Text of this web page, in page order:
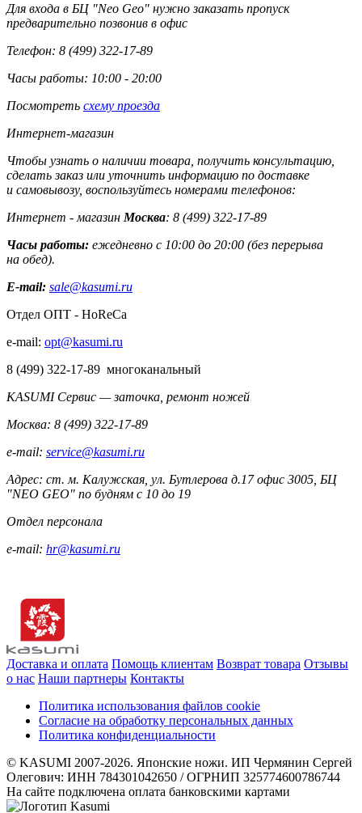
Для входа в БЦ "Neo Geo" нужно заказать пропуск
предварительно позвонив в офис
Телефон: 8 (499) 322-17-89
Часы работы: 10:00 - 20:00
Посмотреть схему проезда
Интернет-магазин
Чтобы узнать о наличии товара, получить консультацию,
сделать заказ или уточнить информацию по доставке
и самовывозу, воспользуйтесь номерами телефонов:
Интернет - магазин Москва: 8 (499) 322-17-89
Часы работы: ежедневно с 10:00 до 20:00 (без перерыва
на обед).
E-mail: sale@kasumi.ru
Отдел ОПТ - HoReCa
e-mail: opt@kasumi.ru
8 (499) 322-17-89 многоканальный
KASUMI Сервис — заточка, ремонт ножей
Москва: 8 (499) 322-17-89
e-mail: service@kasumi.ru
Адрес: ст. м. Калужская, ул. Бутлерова д.17 офис 3005, БЦ
"NEO GEO" по будням с 10 до 19
Отдел персонала
e-mail: hr@kasumi.ru
Доставка и оплата Помощь клиентам Возврат товара Отзывы
о нас Наши партнеры Контакты
Политика использования файлов cookie
Согласие на обработку персональных данных
Политика конфиденциальности
© KASUMI 2007-2026. Японские ножи. ИП Чермянин Сергей
Олегович: ИНН 784301042650 / ОГРНИП 325774600786744
На сайте подключена оплата банковскими картами